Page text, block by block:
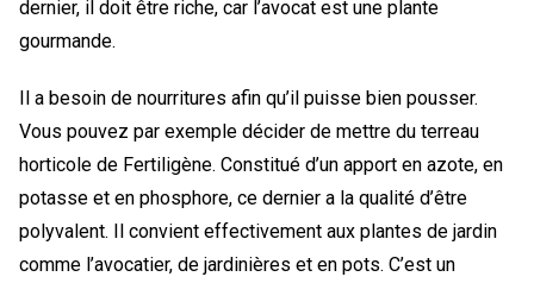
dernier, il doit être riche, car l’avocat est une plante
gourmande.
Il a besoin de nourritures afin qu’il puisse bien pousser.
Vous pouvez par exemple décider de mettre du terreau
horticole de Fertiligène. Constitué d’un apport en azote, en
potasse et en phosphore, ce dernier a la qualité d’être
polyvalent. Il convient effectivement aux plantes de jardin
comme l’avocatier, de jardinières et en pots. C’est un